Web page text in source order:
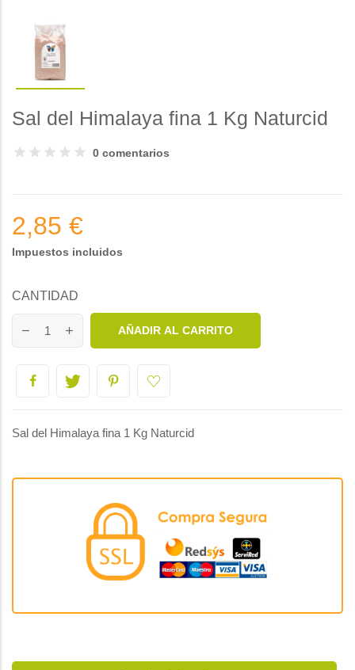
Sal del Himalaya fina 1 Kg Naturcid
0 comentarios
2,85 €
Impuestos incluidos
CANTIDAD
AÑADIR AL CARRITO
Sal del Himalaya fina 1 Kg Naturcid